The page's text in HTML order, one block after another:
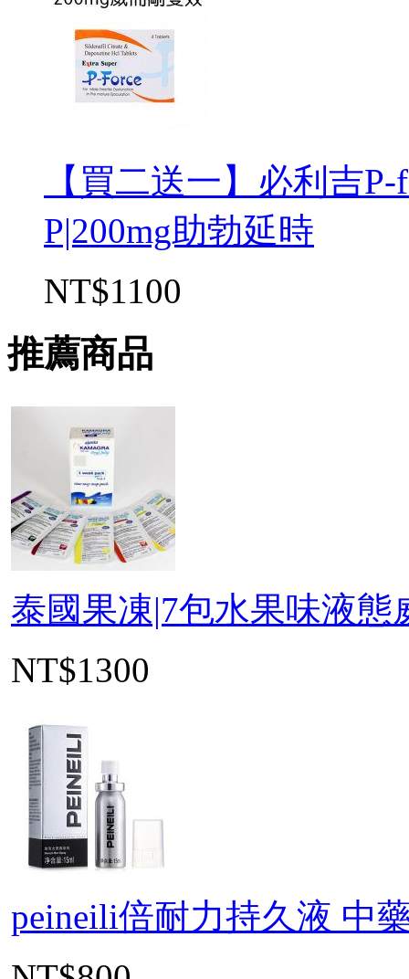
【買二送一】必利吉
P|200mg助勃延時
NT$1100
推薦商品
泰國果凍|7包水果味液態
NT$1300
peineili倍耐力持久液 中